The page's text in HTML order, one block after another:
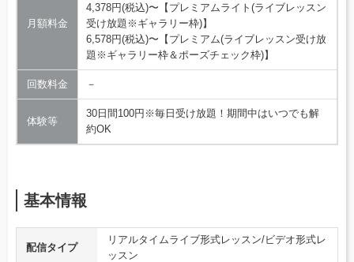
月額料金
4,378円(税込)〜【プレミアムライト(ライブレッスン
受け放題※ギャラリー枠)】
6,578円(税込)〜【プレミアム(ライブレッスン受け放
題※ギャラリー枠＆ポーズチェック枠)】
回数料金 －
体験等
30日間100円※毎日受け放題！期間中はいつでも解
約OK
基本情報
配信タイプ
リアルタイムライブ形式レッスン/ビデオ形式レ
ッスン